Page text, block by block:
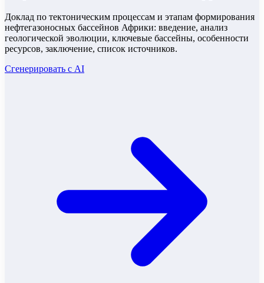
Доклад по тектоническим процессам и этапам формирования
нефтегазоносных бассейнов Африки: введение, анализ
геологической эволюции, ключевые бассейны, особенности
ресурсов, заключение, список источников.
Сгенерировать с AI